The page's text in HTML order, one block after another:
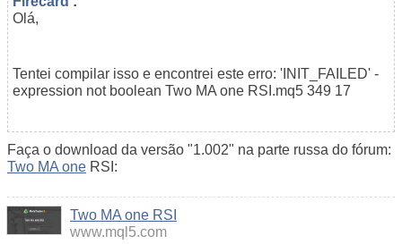
Olá,
Tentei compilar isso e encontrei este erro: 'INIT_FAILED' -
expression not boolean Two MA one RSI.mq5 349 17
Faça o download da versão "1.002" na parte russa do fórum:
Two MA one RSI :
Two MA one RSI
www.mql5.com